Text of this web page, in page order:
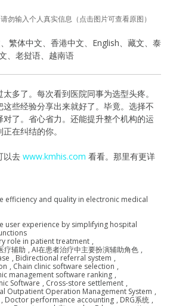
勿输入个人真实信息（点击图片可查看原图）
繁体中文、香港中文、English、藏文、泰
、老挝语、越南语
多了。每次看到医院同事为选型头疼。
些经验分享出来就好了。毕竟。选择不
了。省心省力。还能提升整个机构的运
在纠结的你。
以去 www.kmhis.com 看看。那里有更详
efficiency and quality in electronic medical
user experience by simplifying hospital
role in patient treatment ,
疗辅助 , AI在患者治疗中主要扮演辅助角色 ,
, Bidirectional referral system ,
, Chain clinic software selection ,
management software ranking ,
Software , Cross-store settlement ,
Outpatient Operation Management System ,
, Doctor performance accounting , DRG系统 ,